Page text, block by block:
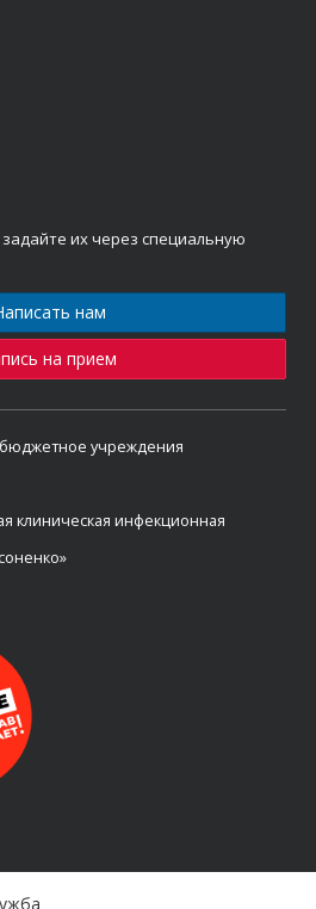
их через специальную
нам
на прием
учреждения
клиническая инфекционная